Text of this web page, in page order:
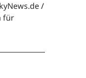
für